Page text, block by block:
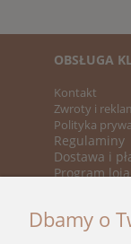
OBSŁUGA
Kontakt
Zwroty i
Polityka
Regulaminy
Dostawa i
Program
Dbamy o